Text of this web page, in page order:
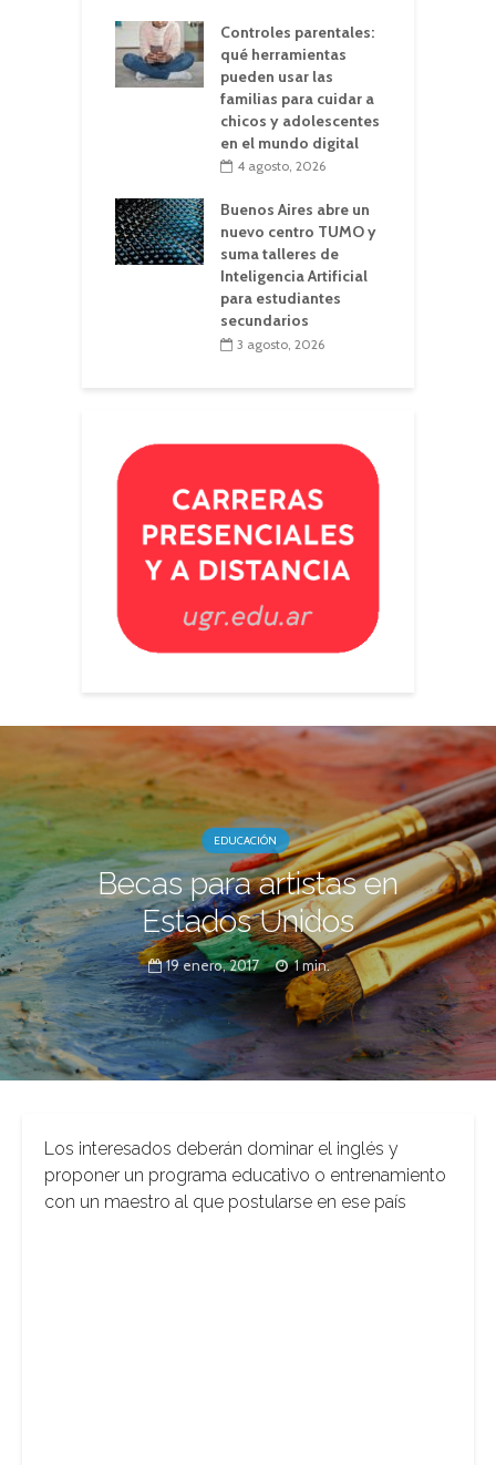
Controles parentales:
qué herramientas
pueden usar las
familias para cuidar a
chicos y adolescentes
en el mundo digital
4 agosto, 2026
Buenos Aires abre un
nuevo centro TUMO y
suma talleres de
Inteligencia Artificial
para estudiantes
secundarios
3 agosto, 2026
EDUCACIÓN
Becas para artistas en
Estados Unidos
19 enero, 2017 1 min.
Los interesados deberán dominar el inglés y
proponer un programa educativo o entrenamiento
con un maestro al que postularse en ese país